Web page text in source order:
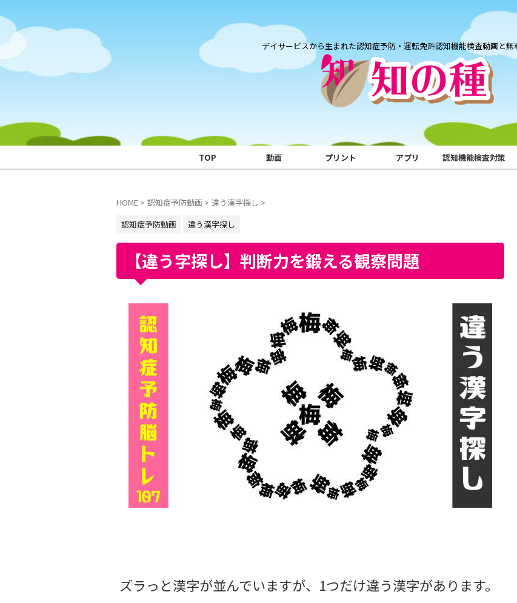
デイサービスから生まれた認知症予防・運転免許認知機能検査動画と無
TOP 動画 プリント アプリ 認知機能検査対策
HOME > 認知症予防動画 > 違う漢字探し >
認知症予防動画
違う漢字探し
【違う字探し】判断力を鍛える観察問題
​ ズラっと漢字が並んでいますが、1つだけ違う漢字があります。